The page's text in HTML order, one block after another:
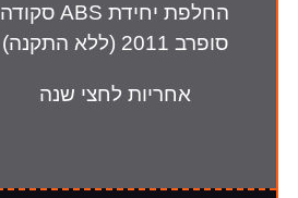
החלפת יחידת ABS סקודה
סופרב 2011 (ללא התקנה)
אחריות לחצי שנה